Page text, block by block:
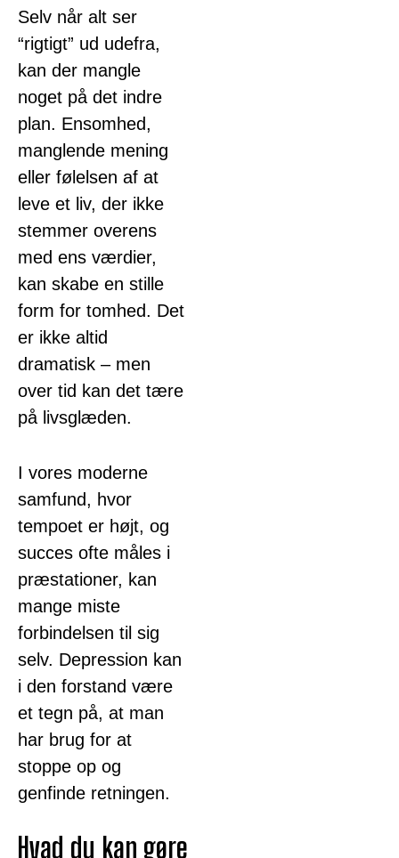
Selv når alt ser
“rigtigt” ud udefra,
kan der mangle
noget på det indre
plan. Ensomhed,
manglende mening
eller følelsen af at
leve et liv, der ikke
stemmer overens
med ens værdier,
kan skabe en stille
form for tomhed. Det
er ikke altid
dramatisk – men
over tid kan det tære
på livsglæden.
I vores moderne
samfund, hvor
tempoet er højt, og
succes ofte måles i
præstationer, kan
mange miste
forbindelsen til sig
selv. Depression kan
i den forstand være
et tegn på, at man
har brug for at
stoppe op og
genfinde retningen.
Hvad du kan gøre